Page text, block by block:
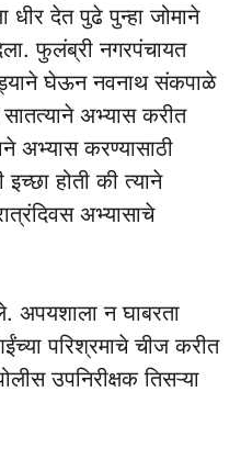
देत पुढे पुन्हा जोमाने
फुलंब्री नगरपंचायत
घेऊन नवनाथ संकपाळे
सातत्याने अभ्यास करीत
अभ्यास करण्यासाठी
इच्छा होती की त्याने
अभ्यासाचे
अपयशाला न घाबरता
परिश्रमाचे चीज करीत
उपनिरीक्षक तिसऱ्या